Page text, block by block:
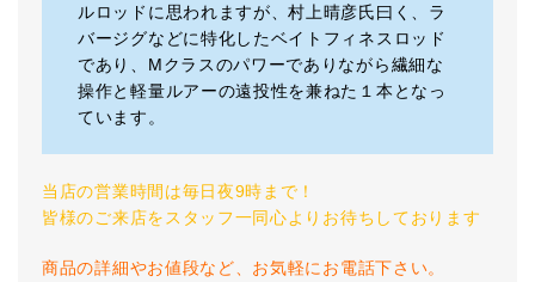
ルロッドに思われますが、村上晴彦氏曰く、ラ
バージグなどに特化したベイトフィネスロッド
であり、Mクラスのパワーでありながら繊細な
操作と軽量ルアーの遠投性を兼ねた１本となっ
ています。
当店の営業時間は毎日夜9時まで！
皆様のご来店をスタッフ一同心よりお待ちしております
商品の詳細やお値段など、お気軽にお電話下さい。